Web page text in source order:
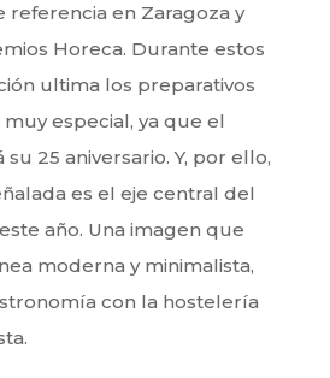
referencia en Zaragoza y
Horeca. Durante estos
ultima los preparativos
especial, ya que el
25 aniversario. Y, por ello,
es el eje central del
año. Una imagen que
moderna y minimalista,
con la hostelería